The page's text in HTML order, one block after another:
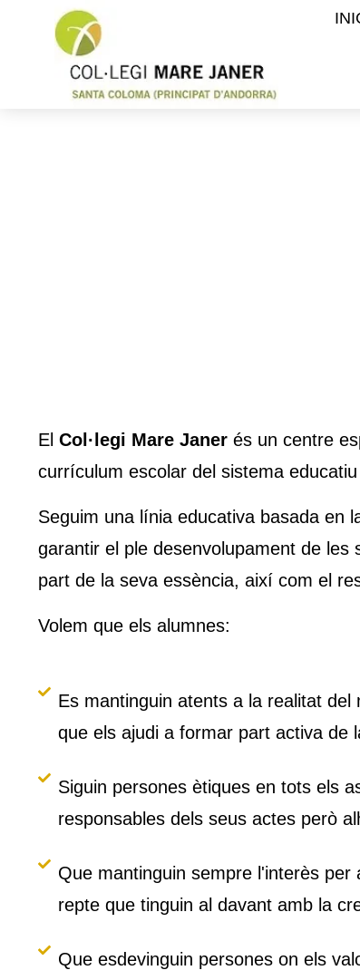
El Col·legi Mare Janerés un centre
currículum escolar del sistema
Seguim una línia educativa basada en
garantir el ple desenvolupament de
part de la seva essència, així com el
Volem que els alumnes:
Es mantinguin atents a la realitat
que els ajudi a formar part activa de
Siguin persones ètiques en tots els
responsables dels seus actes però
Que mantinguin sempre l'interès
repte que tinguin al davant amb la
Que esdevinguin persones on els